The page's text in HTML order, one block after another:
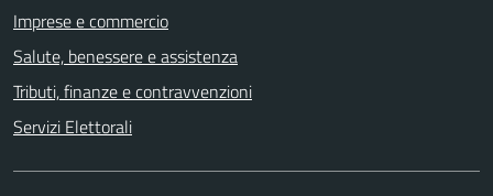
Imprese e commercio
Salute, benessere e assistenza
Tributi, finanze e contravvenzioni
Servizi Elettorali